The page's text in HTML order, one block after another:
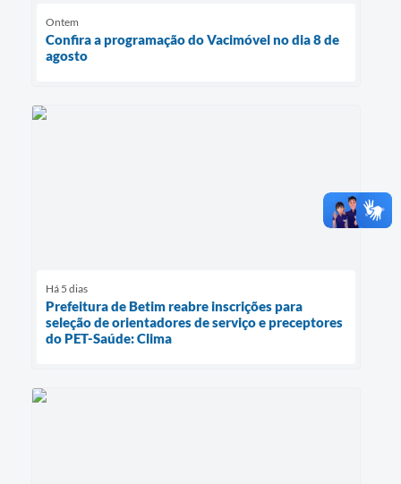
Ontem
Confira a programação do Vacimóvel no dia 8 de
agosto
Há 5 dias
Prefeitura de Betim reabre inscrições para
seleção de orientadores de serviço e preceptores
do PET-Saúde: Clima